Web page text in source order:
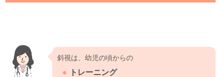
斜視は、幼児の頃からの
トレーニング